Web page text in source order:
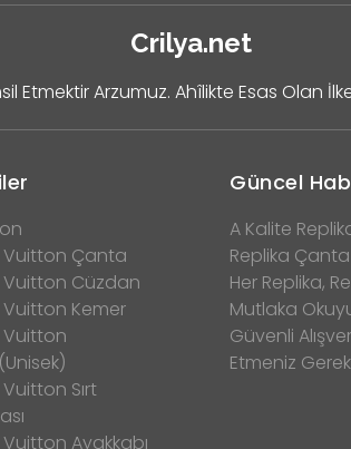
Crilya.net
Etmektir Arzumuz. Ahîlikte Esas Olan
Vuitton Çanta
Vuitton Cüzdan
Vuitton Kemer
Vuitton
Sırt
Vuitton Ayakkabı
Güncel
A Kalite
Replika Çanta
Her Replika,
Mutlaka
Güvenli
Etmeniz